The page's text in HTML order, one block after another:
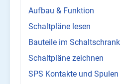
Aufbau & Funktion
Schaltpläne lesen
Bauteile im Schaltschrank
Schaltpläne zeichnen
SPS Kontakte und Spulen